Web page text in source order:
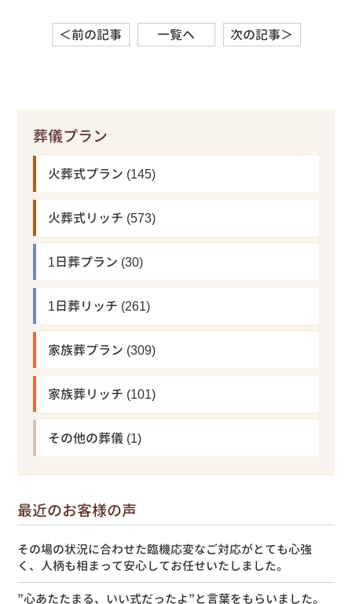
＜前の記事 一覧へ 次の記事＞
葬儀プラン
火葬式プラン (145)
火葬式リッチ (573)
1日葬プラン (30)
1日葬リッチ (261)
家族葬プラン (309)
家族葬リッチ (101)
その他の葬儀 (1)
最近のお客様の声
その場の状況に合わせた臨機応変なご対応がとても心強
く、人柄も相まって安心してお任せいたしました。
”心あたたまる、いい式だったよ”と言葉をもらいました。